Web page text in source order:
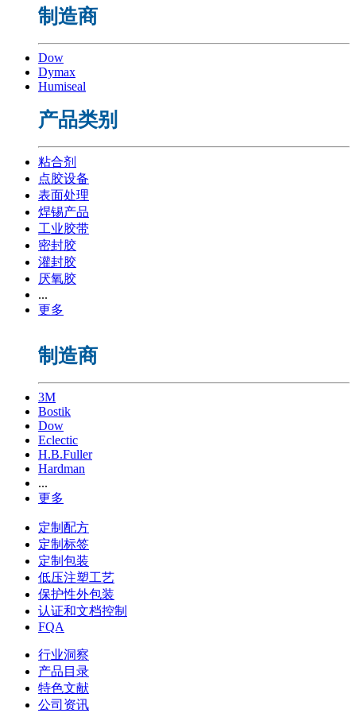
制造商
Dow
Dymax
Humiseal
产品类别
粘合剂
点胶设备
表面处理
焊锡产品
工业胶带
密封胶
灌封胶
厌氧胶
...
更多
制造商
3M
Bostik
Dow
Eclectic
H.B.Fuller
Hardman
...
更多
定制配方
定制标签
定制包装
低压注塑工艺
保护性外包装
认证和文档控制
FQA
行业洞察
产品目录
特色文献
公司资讯